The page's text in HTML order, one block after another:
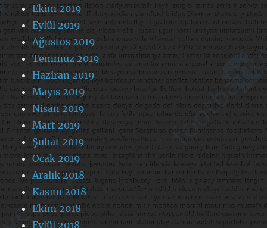
Ekim 2019
Eylül 2019
Ağustos 2019
Temmuz 2019
Haziran 2019
Mayıs 2019
Nisan 2019
Mart 2019
Şubat 2019
Ocak 2019
Aralık 2018
Kasım 2018
Ekim 2018
Eylül 2018